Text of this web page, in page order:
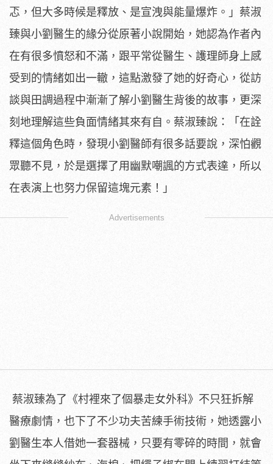
忑， 但大多時候是釋放、是宣洩與能量爆炸。」 蔡淑
臻與小劉醫生的緣分從原著小說開始， 她認為作者內
在有很多憤怒和不滿，跟平常從醫生、 護理師身上感
受到的情緒如出一轍，這點激發了她的好奇心， 從訪
談與田調過程中漸漸了解小劉醫生背後的故事， 更深
刻地理解這些負面情緒其來有自。蔡淑臻說：「 在詮
釋這個角色時，發現小劉醫師有很多話要說，深怕觀
眾聽不見， 於是選擇了用幽默嘲諷的方式表達， 所以
在表演上也努力保留這塊元素！」
Advertisements
蔡淑臻為了《村裡來了個暴走女外科》不只狂拆解
醫療劇情， 也下了不少功夫苦練手術技術，她透露小
劉醫生本人借她一套器械， 只要有零碎的時間，就會